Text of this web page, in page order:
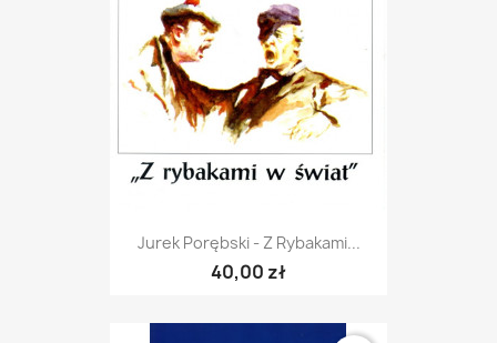
Jurek Porębski - Z Rybakami...
40,00 zł